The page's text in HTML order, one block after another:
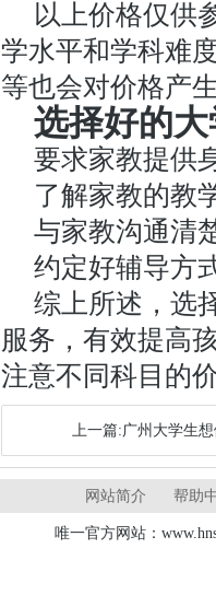
以上价格仅供
学水平和学科难
等也会对价格产
选择好的
要求家教提供
了解家教的教
与家教沟通清
约定好辅导方
综上所述，选
服务，有效提高
注意不同科目的
上一篇:广州大学生
网站简介 帮助
唯一官方网站：